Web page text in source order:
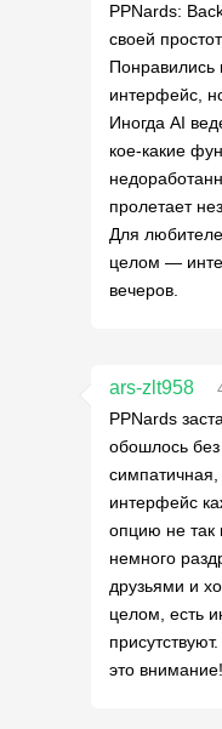
PPNards:
своей
Понравились
интерфейс,
Иногда AI
кое-какие
пролетает
Для
целом —
вечеров.
ars-zlt958
PPNards
обошлось
интерфейс
опцию не так
немного
друзьями и
целом, есть
это внимание!